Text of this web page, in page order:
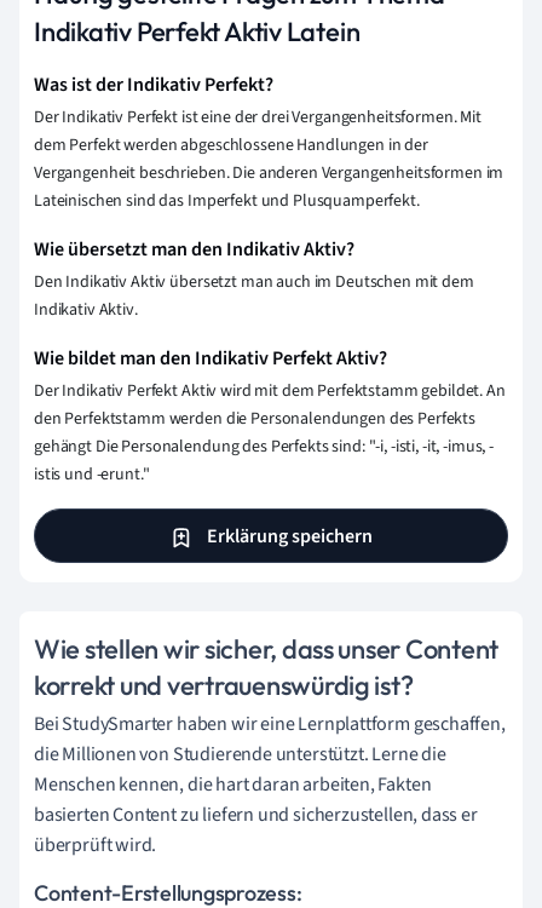
Indikativ Perfekt Aktiv Latein
Was ist der Indikativ Perfekt?
Der Indikativ Perfekt ist eine der drei Vergangenheitsformen. Mit
dem Perfekt werden abgeschlossene Handlungen in der
Vergangenheit beschrieben. Die anderen Vergangenheitsformen im
Lateinischen sind das Imperfekt und Plusquamperfekt.
Wie übersetzt man den Indikativ Aktiv?
Den Indikativ Aktiv übersetzt man auch im Deutschen mit dem
Indikativ Aktiv.
Wie bildet man den Indikativ Perfekt Aktiv?
Der Indikativ Perfekt Aktiv wird mit dem Perfektstamm gebildet. An
den Perfektstamm werden die Personalendungen des Perfekts
gehängt Die Personalendung des Perfekts sind: "-i, -isti, -it, -imus, -
istis und -erunt."
Erklärung speichern
Wie stellen wir sicher, dass unser Content
korrekt und vertrauenswürdig ist?
Bei StudySmarter haben wir eine Lernplattform geschaffen,
die Millionen von Studierende unterstützt. Lerne die
Menschen kennen, die hart daran arbeiten, Fakten
basierten Content zu liefern und sicherzustellen, dass er
überprüft wird.
Content-Erstellungsprozess: